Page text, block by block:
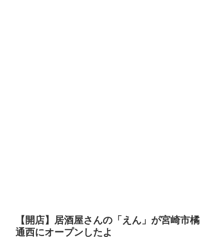
【開店】居酒屋さんの「えん」が宮崎市橘
通西にオープンしたよ